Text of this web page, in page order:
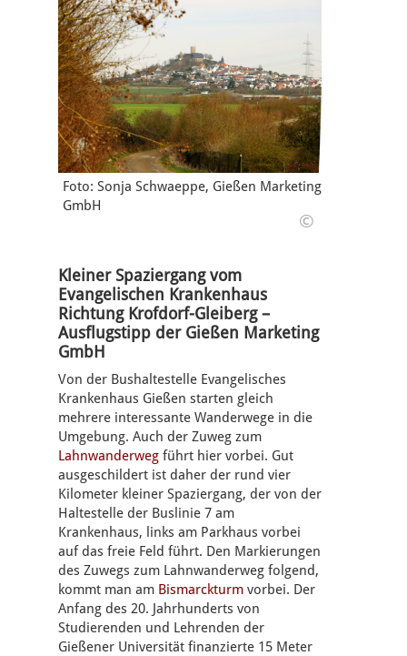
Foto: Sonja Schwaeppe, Gießen Marketing
GmbH
©
Kleiner Spaziergang vom
Evangelischen Krankenhaus
Richtung Krofdorf-Gleiberg –
Ausflugstipp der Gießen Marketing
GmbH
Von der Bushaltestelle Evangelisches
Krankenhaus Gießen starten gleich
mehrere interessante Wanderwege in die
Umgebung. Auch der Zuweg zum
Lahnwanderweg führt hier vorbei. Gut
ausgeschildert ist daher der rund vier
Kilometer kleiner Spaziergang, der von der
Haltestelle der Buslinie 7 am
Krankenhaus, links am Parkhaus vorbei
auf das freie Feld führt. Den Markierungen
des Zuwegs zum Lahnwanderweg folgend,
kommt man am Bismarckturm vorbei. Der
Anfang des 20. Jahrhunderts von
Studierenden und Lehrenden der
Gießener Universität finanzierte 15 Meter